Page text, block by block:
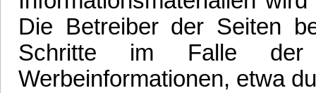
Die Betreiber der Seiten
Schritte im Falle der
Werbeinformationen, etwa